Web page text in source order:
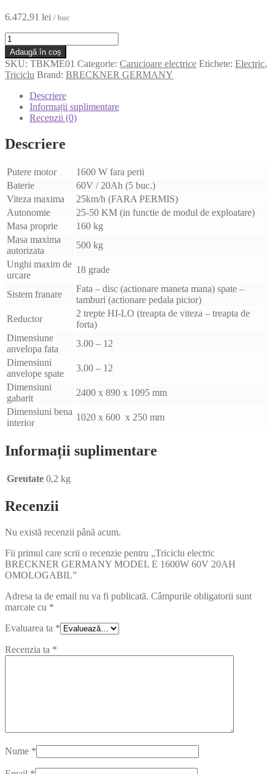
6.472,91 lei / buc
Cantitate
Triciclu
electric
BRECKNER
GERMANY
MODEL
1600W
20AH
OMOLOGABIL
Adaugă în coș
SKU: TBKME01 Categorie: Carucioare electrice Etichete: Electric,
Triciclu Brand: BRECKNER GERMANY
Descriere
Informații suplimentare
Recenzii (0)
Descriere
Putere motor
1600 W fara perii
Baterie
60V / 20Ah (5 buc.)
Viteza maxima
25km/h (FARA PERMIS)
Autonomie
25-50 KM (in functie de modul de exploatare)
Masa proprie
160 kg
Masa maxima
autorizata
500 kg
Unghi maxim de
urcare
18 grade
Sistem franare
Fata – disc (actionare maneta mana) spate –
tamburi (actionare pedala picior)
Reductor
2 trepte HI-LO (treapta de viteza – treapta de
forta)
Dimensiune
anvelopa fata
3.00 – 12
Dimensiuni
anvelope spate
3.00 – 12
Dimensiuni
gabarit
2400 x 890 x 1095 mm
Dimensiuni bena
interior
1020 x 600 x 250 mm
Informații suplimentare
Greutate 0,2 kg
Recenzii
Nu există recenzii până acum.
Fii primul care scrii o recenzie pentru „Triciclu electric
BRECKNER GERMANY MODEL E 1600W 60V 20AH
OMOLOGABIL”
Adresa ta de email nu va fi publicată. Câmpurile obligatorii sunt
marcate cu *
Evaluarea ta *
Recenzia ta *
Nume *